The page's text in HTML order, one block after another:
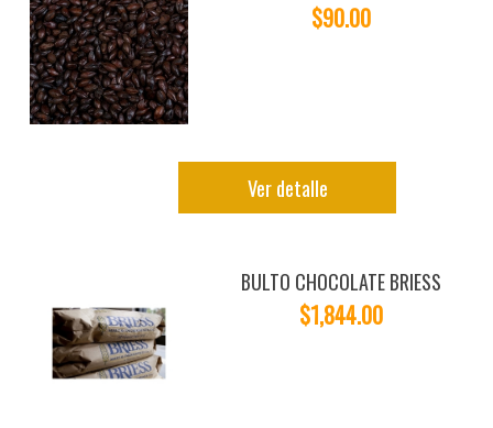
$90.00
Ver detalle
BULTO CHOCOLATE BRIESS
$1,844.00